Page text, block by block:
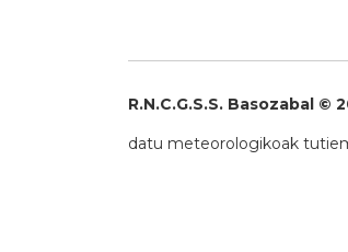
R.N.C.G.S.S. Basozabal ©
datu meteorologikoak